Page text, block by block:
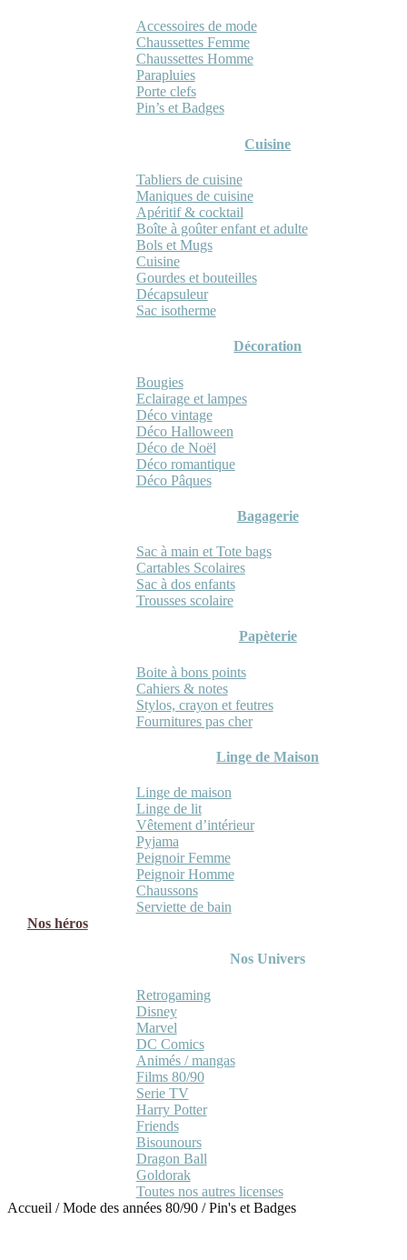
Accessoires de mode
Chaussettes Femme
Chaussettes Homme
Parapluies
Porte clefs
Pin’s et Badges
Cuisine
Tabliers de cuisine
Maniques de cuisine
Apéritif & cocktail
Boîte à goûter enfant et adulte
Bols et Mugs
Cuisine
Gourdes et bouteilles
Décapsuleur
Sac isotherme
Décoration
Bougies
Eclairage et lampes
Déco vintage
Déco Halloween
Déco de Noël
Déco romantique
Déco Pâques
Bagagerie
Sac à main et Tote bags
Cartables Scolaires
Sac à dos enfants
Trousses scolaire
Papèterie
Boite à bons points
Cahiers & notes
Stylos, crayon et feutres
Fournitures pas cher
Linge de Maison
Linge de maison
Linge de lit
Vêtement d’intérieur
Pyjama
Peignoir Femme
Peignoir Homme
Chaussons
Serviette de bain
Nos héros
Nos Univers
Retrogaming
Disney
Marvel
DC Comics
Animés / mangas
Films 80/90
Serie TV
Harry Potter
Friends
Bisounours
Dragon Ball
Goldorak
Toutes nos autres licenses
Accueil /Mode des années 80/90 /Pin's et Badges